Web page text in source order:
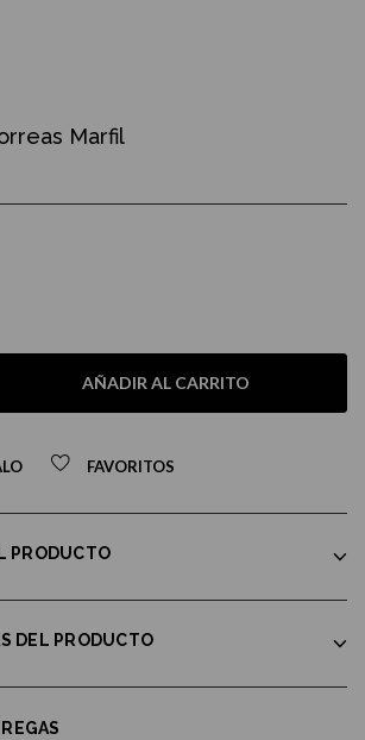
Marfil
AÑADIR AL CARRITO
FAVORITOS
PRODUCTO
DEL PRODUCTO